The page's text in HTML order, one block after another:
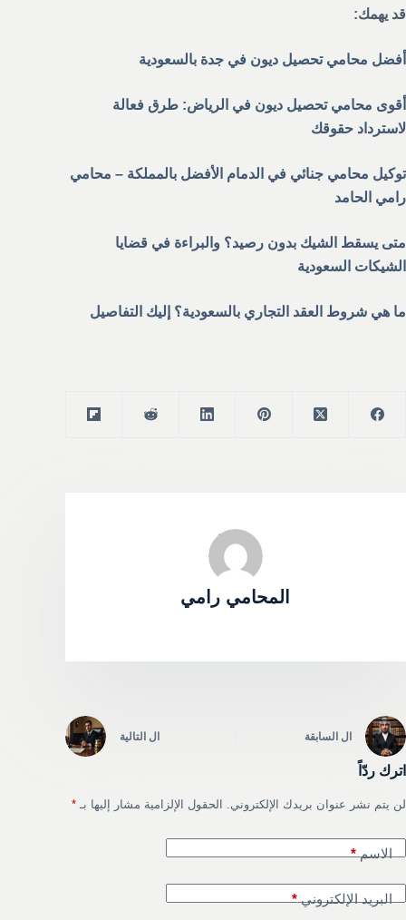
قد يهمك:
أفضل محامي تحصيل ديون في جدة بالسعودية
أقوى محامي تحصيل ديون في الرياض: طرق فعالة
لاسترداد حقوقك
توكيل محامي جنائي في الدمام الأفضل بالمملكة – محامي
رامي الحامد
متى يسقط الشيك بدون رصيد؟ والبراءة في قضايا
الشيكات السعودية
ما هي شروط العقد التجاري بالسعودية؟ إليك التفاصيل
المحامي رامي
ال السابقة ال التالية
اترك ردّاً
لن يتم نشر عنوان بريدك الإلكتروني. الحقول الإلزامية مشار إليها بـ *
الاسم*
البريد الإلكتروني*